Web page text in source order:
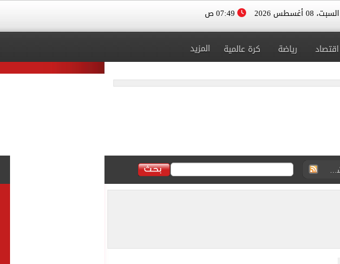
السبت، 08 أغسطس 2026
اقتصاد رياضة كرة عالمية المزيد
القاضي المزيف: اشتريت بدلتين من سوق الجمعة واستأجرت بودي جارد عشان أتقن الشخصية